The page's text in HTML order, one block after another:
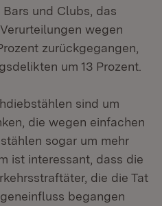
und Clubs, das
wegen
zurückgegangen,
um 13 Prozent.
sind um
die wegen einfachen
sogar um mehr
ist interessant, dass die
die die Tat
begangen